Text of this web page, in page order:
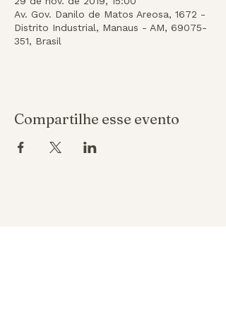
Av. Gov. Danilo de Matos Areosa, 1672 -
Distrito Industrial, Manaus - AM, 69075-
351, Brasil
Compartilhe esse evento